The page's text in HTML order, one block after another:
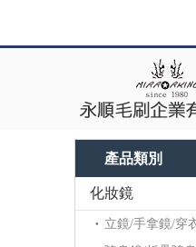
產品類別
化妝鏡
立鏡/手拿鏡/穿